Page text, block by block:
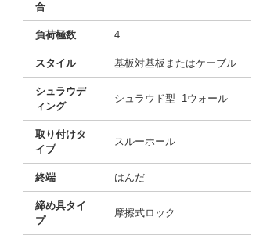
合
負荷極数 4
スタイル 基板対基板またはケーブル
シュラウデ
ィング
シュラウド型- 1ウォール
取り付けタ
イプ
スルーホール
終端 はんだ
締め具タイ
プ
摩擦式ロック